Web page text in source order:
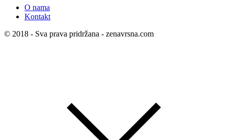
O nama
Kontakt
© 2018 - Sva prava pridržana - zenavrsna.com